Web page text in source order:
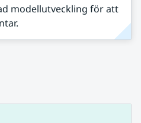
modellutveckling för att